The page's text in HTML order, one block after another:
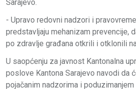
Sarajevo.
- Upravo redovni nadzori i
predstavljaju mehanizam prevencije,
po zdravlje građana otkrili i otklonili
U saopćenju za javnost Kantonalna
poslove Kantona Sarajevo navodi da
pojačanim nadzorima i